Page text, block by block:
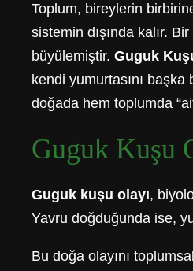
Toplum, bireylerin
sistemin dışında kalır.
büyülemiştir. Guguk
kendi yumurtasını başka
doğada hem toplumda
Guguk Kuşu
Guguk kuşu olayı,
Yavru doğduğunda ise,
Bu doğa olayını